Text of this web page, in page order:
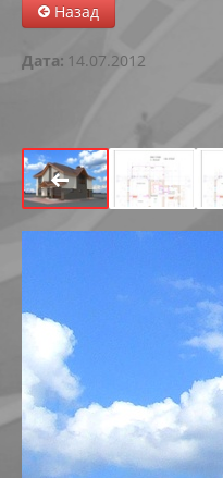
АБК В РАДУЖНОМ
РЕКОНСТРУКЦИЯ
ТОРГОВЫЙ ЦЕНТР
Назад
Дата: 14.07.2012